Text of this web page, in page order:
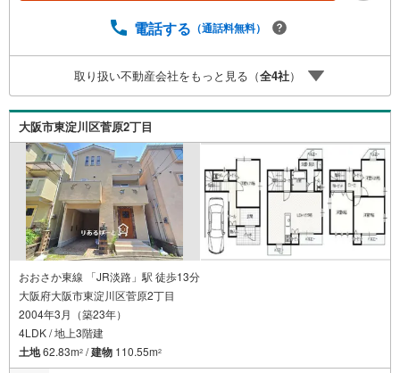
す！■各種相談、承ります！■【無料送迎】「小さなお子さ
らい」などご相談ください！営業スタッフがご自宅に伺っ
て送迎致します！【リフォーム相談】資格を持った専門ス
タッフがお悩みに合わせてお話をうかがい、お客さまにぴ
ったりの提案を行います！■その他:物件相談、住宅ローン
相談、ご質問、気になること、何でもお気軽にご相談くだ
さい！
電話する （通話料無料）
取り扱い不動産会社をもっと見る（全4社）
大阪市東淀川区菅原2丁目
おおさか東線 「JR淡路」駅 徒歩13分
大阪府大阪市東淀川区菅原2丁目
2004年3月（築23年）
4LDK / 地上3階建
土地62.83m2 /建物 110.55m2